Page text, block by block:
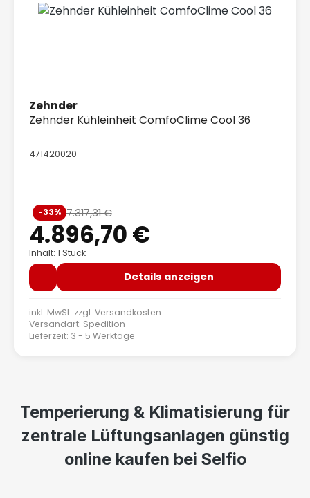
Zehnder
Zehnder Kühleinheit ComfoClime Cool 36
471420020
Verkaufspreis:
4.896,70 €
Regulärer Preis:
7.317,31 €
-33%
Inhalt: 1 Stück
Details anzeigen
inkl. MwSt. zzgl. Versandkosten
Versandart: Spedition
Lieferzeit: 3 - 5 Werktage
Temperierung & Klimatisierung für
zentrale Lüftungsanlagen günstig
online kaufen bei Selfio